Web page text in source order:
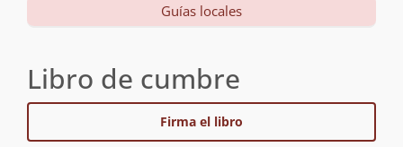
Guías locales
Libro de cumbre
Firma el libro